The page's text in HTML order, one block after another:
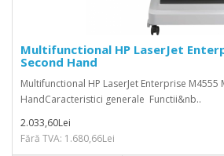
Multifunctional HP LaserJet
Second Hand
Multifunctional HP LaserJet Enterprise M4555
HandCaracteristici generale Functii&nb..
2.033,60Lei
Fără TVA: 1.680,66Lei